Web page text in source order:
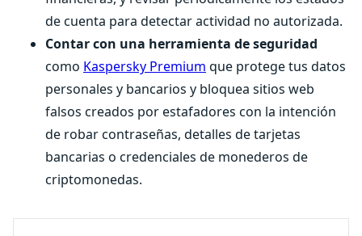
de cuenta para detectar actividad no autorizada.
Contar con una herramienta de seguridad
como Kaspersky Premium que protege tus datos
personales y bancarios y bloquea sitios web
falsos creados por estafadores con la intención
de robar contraseñas, detalles de tarjetas
bancarias o credenciales de monederos de
criptomonedas.